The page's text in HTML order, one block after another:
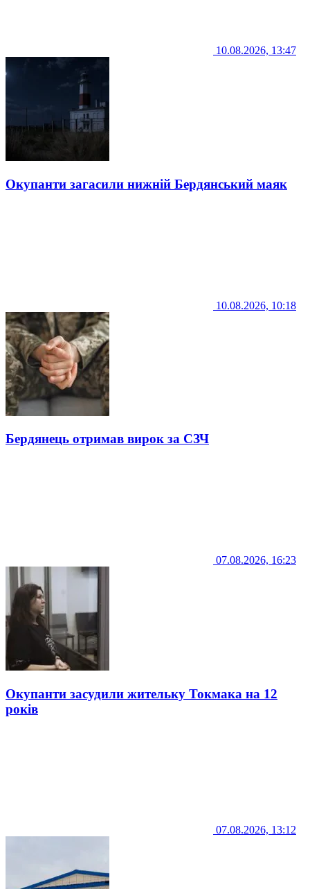
10.08.2026, 13:47
Окупанти загасили нижній Бердянський маяк
10.08.2026, 10:18
Бердянець отримав вирок за СЗЧ
07.08.2026, 16:23
Окупанти засудили жительку Токмака на 12
років
07.08.2026, 13:12